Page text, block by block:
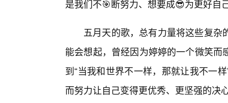
是我们不🎯断努力、想要成😎为更好自
五月天的歌，总有力量将这些复
能会想起，曾经因为婷婷的一个微笑
到“当我和世界不一样，那就让我不一
而努力让自己变得更优秀、更坚强的决